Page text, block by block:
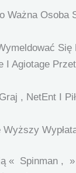
Ważna
I Agiotage
, NetEnt I
« Spinman